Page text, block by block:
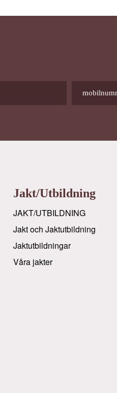
Jakt/utbildning
JAKT/UTBILDNING
Jakt och Jaktutbildning
Jaktutbildningar
Våra jakter